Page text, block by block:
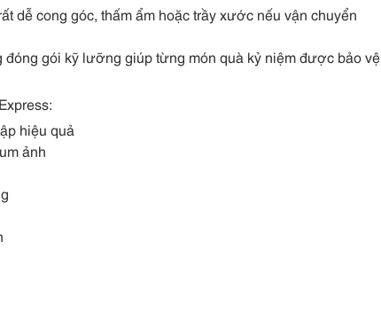
dễ cong góc, thấm ẩm hoặc trầy xước nếu vận chuyển
đóng gói kỹ lưỡng giúp từng món quà kỷ niệm được bảo vệ
hiệu quả
ảnh